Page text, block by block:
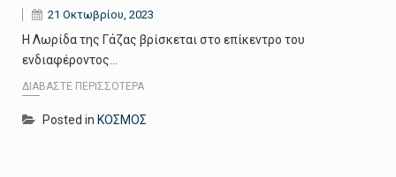
21 Οκτωβρίου, 2023
Η Λωρίδα της Γάζας βρίσκεται στο επίκεντρο του
ενδιαφέροντος…
ΔΙΑΒΆΣΤΕ ΠΕΡΙΣΣΌΤΕΡΑ
Posted in ΚΟΣΜΟΣ